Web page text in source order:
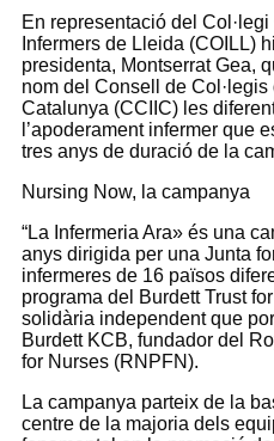
En representació del Col·legi
Infermers de Lleida (COILL)
presidenta, Montserrat Gea,
nom del Consell de Col·legis
Catalunya (CCIIC) les
l’apoderament infermer que
tres anys de duració de la
Nursing Now, la campanya
“La Infermeria Ara» és una
anys dirigida per una Junta
infermeres de 16 països
programa del Burdett Trust
solidària independent que
Burdett KCB, fundador del
for Nurses (RNPFN).
La campanya parteix de la
centre de la majoria dels